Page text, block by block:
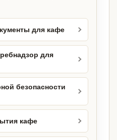
для кафе
для
безопасности
кафе